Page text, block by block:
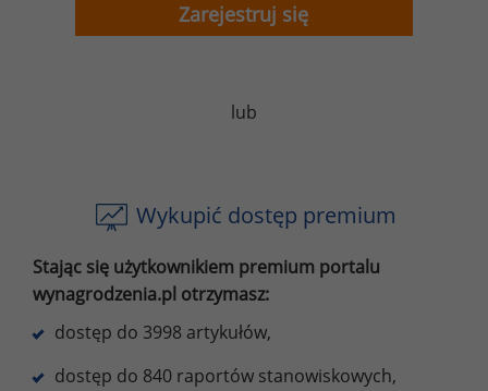
Zarejestruj się
lub
Wykupić dostęp premium
Stając się użytkownikiem premium portalu
wynagrodzenia.pl otrzymasz:
dostęp do 3998 artykułów,
dostęp do 840 raportów stanowiskowych,